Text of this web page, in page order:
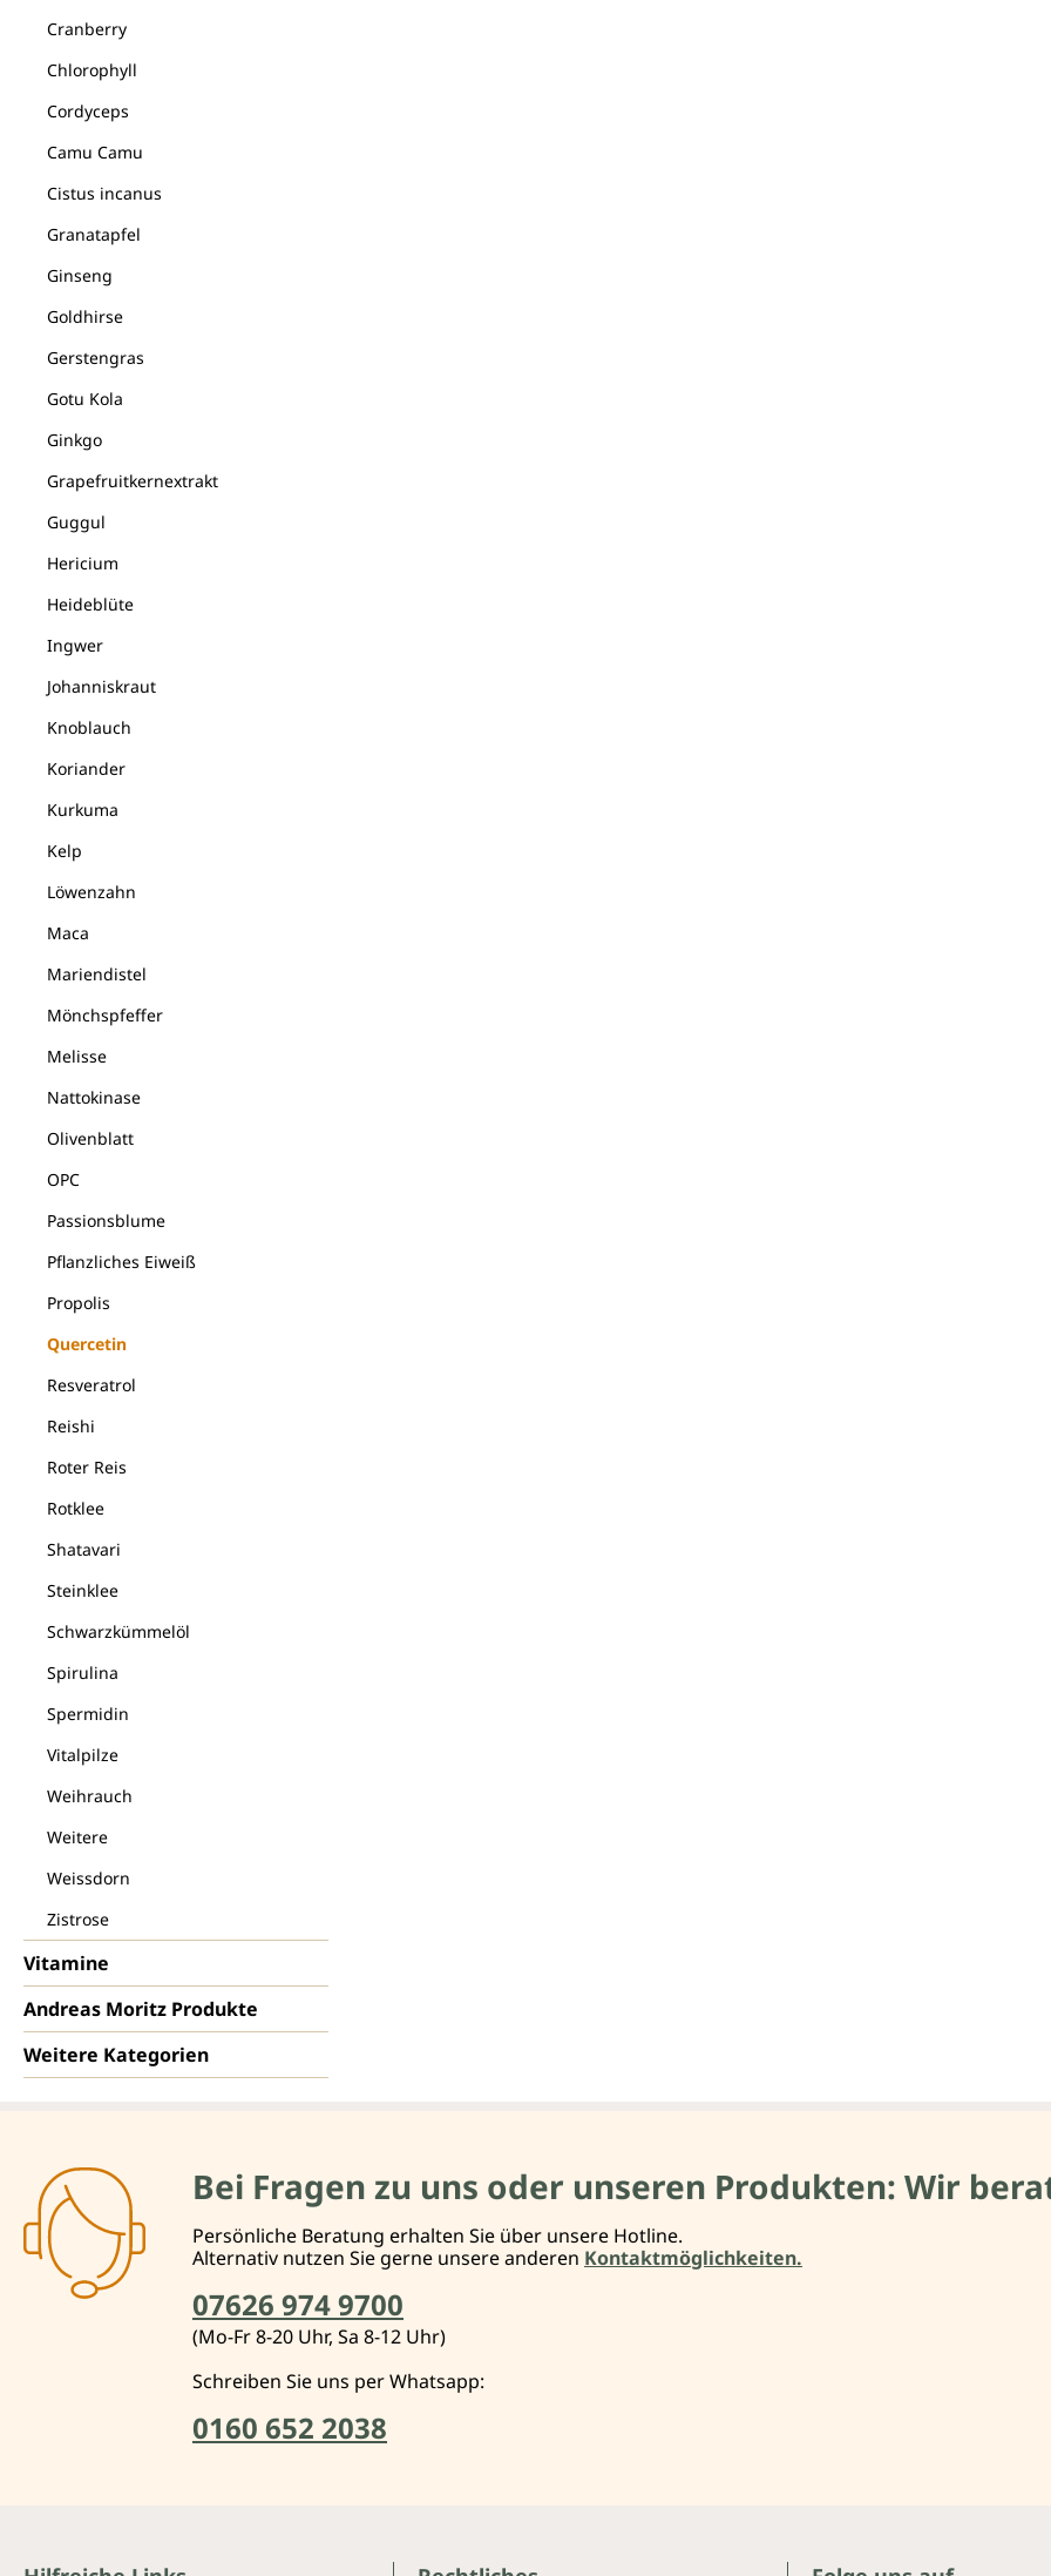
Cranberry
Chlorophyll
Cordyceps
Camu Camu
Cistus incanus
Granatapfel
Ginseng
Goldhirse
Gerstengras
Gotu Kola
Ginkgo
Grapefruitkernextrakt
Guggul
Hericium
Heideblüte
Ingwer
Johanniskraut
Knoblauch
Koriander
Kurkuma
Kelp
Löwenzahn
Maca
Mariendistel
Mönchspfeffer
Melisse
Nattokinase
Olivenblatt
OPC
Passionsblume
Pflanzliches Eiweiß
Propolis
Quercetin
Resveratrol
Reishi
Roter Reis
Rotklee
Shatavari
Steinklee
Schwarzkümmelöl
Spirulina
Spermidin
Vitalpilze
Weihrauch
Weitere
Weissdorn
Zistrose
Vitamine
Andreas Moritz Produkte
Weitere Kategorien
Bei Fragen zu uns oder unseren Produkten: Wir
Persönliche Beratung erhalten Sie über unsere Hotline.
Alternativ nutzen Sie gerne unsere anderen Kontaktmöglichkeiten.
07626 974 9700
(Mo-Fr 8-20 Uhr, Sa 8-12 Uhr)
Schreiben Sie uns per Whatsapp:
0160 652 2038